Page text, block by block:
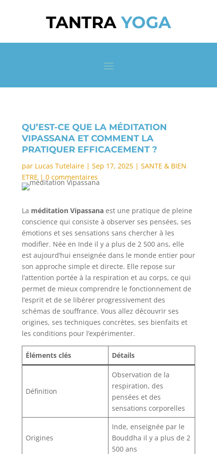
TANTRAYOGA
QU’EST-CE QUE LA MÉDITATION
VIPASSANA ET COMMENT LA
PRATIQUER EFFICACEMENT ?
par Lucas Tutelaire| Sep 17, 2025| SANTE & BIEN
ETRE | 0 commentaires
La méditation Vipassanaest une pratique de pleine
conscience qui consiste à observer ses pensées, ses
émotions et ses sensations sans chercher à les
modifier. Née en Inde il y a plus de 2 500 ans, elle
est aujourd’hui enseignée dans le monde entier pour
son approche simple et directe. Elle repose sur
l’attention portée à la respiration et au corps, ce qui
permet de mieux comprendre le fonctionnement de
l’esprit et de se libérer progressivement des
schémas de souffrance. Vous allez découvrir ses
origines, ses techniques concrètes, ses bienfaits et
les conditions pour l’expérimenter.
Éléments clés Détails
Définition
Observation de la
respiration, des
pensées et des
sensations corporelles
Origines
Inde, enseignée par le
Bouddha il y a plus de 2
500 ans